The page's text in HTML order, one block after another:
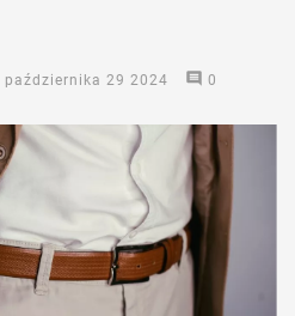
października 29 2024 comment 0